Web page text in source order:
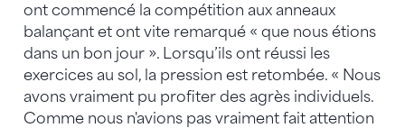
ont commencé la compétition aux anneaux
balançant et ont vite remarqué « que nous étions
dans un bon jour ». Lorsqu’ils ont réussi les
exercices au sol, la pression est retombée. « Nous
avons vraiment pu profiter des agrès individuels.
Comme nous n'avions pas vraiment fait attention